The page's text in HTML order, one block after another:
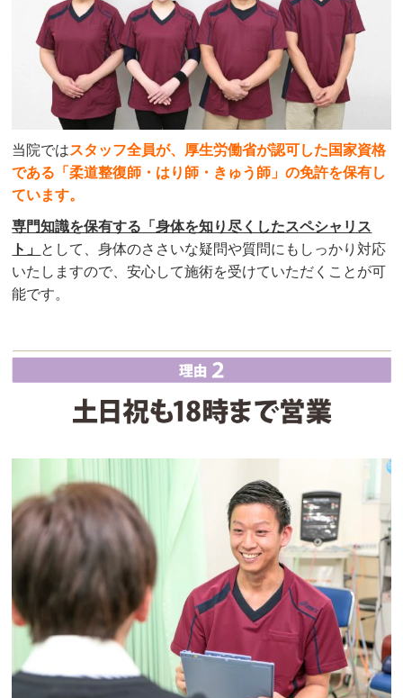
当院ではスタッフ全員が、厚生労働省が認可した国家資格
である「柔道整復師・はり師・きゅう師」の免許を保有し
ています。
専門知識を保有する「身体を知り尽くしたスペシャリス
ト」 として、身体のささいな疑問や質問にもしっかり対応
いたしますので、安心して施術を受けていただくことが可
能です。